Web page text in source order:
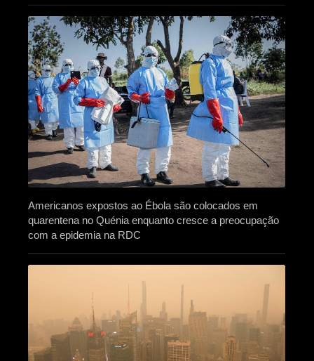
Americanos expostos ao Ébola são colocados em
quarentena no Quénia enquanto cresce a preocupação
com a epidemia na RDC